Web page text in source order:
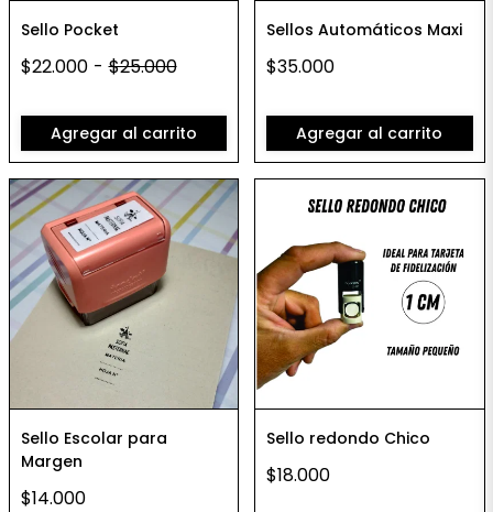
Sello Pocket
$22.000 - $25.000
Agregar al carrito
Sellos Automáticos Maxi
$35.000
Agregar al carrito
Sello Escolar para
Margen
$14.000
Sello redondo Chico
$18.000